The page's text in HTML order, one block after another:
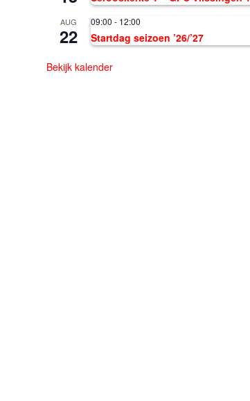
AUG
22
09:00 - 12:00
Startdag seizoen ’26/’27
Bekijk kalender